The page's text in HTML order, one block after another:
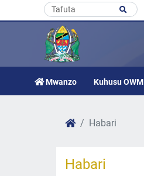
Mwanzo Kuhusu OWM
Habari
Habari